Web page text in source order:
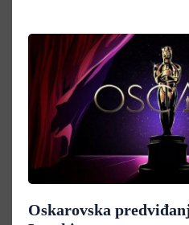
Oskarovska